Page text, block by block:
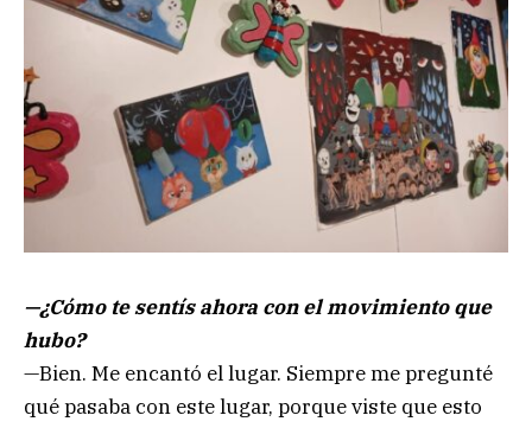
—¿Cómo te sentís ahora con el movimiento que
hubo?
—Bien. Me encantó el lugar. Siempre me pregunté
qué pasaba con este lugar, porque viste que esto